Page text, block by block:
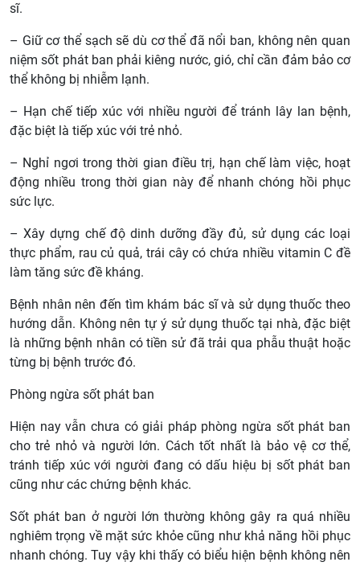
sĩ.
– Giữ cơ thể sạch sẽ dù cơ thể đã nổi ban, không nên quan
niệm sốt phát ban phải kiêng nước, gió, chỉ cần đảm bảo cơ
thể không bị nhiễm lạnh.
– Hạn chế tiếp xúc với nhiều người để tránh lây lan bệnh,
đặc biệt là tiếp xúc với trẻ nhỏ.
– Nghỉ ngơi trong thời gian điều trị, hạn chế làm việc, hoạt
động nhiều trong thời gian này để nhanh chóng hồi phục
sức lực.
– Xây dựng chế độ dinh dưỡng đầy đủ, sử dụng các loại
thực phẩm, rau củ quả, trái cây có chứa nhiều vitamin C đề
làm tăng sức đề kháng.
Bệnh nhân nên đến tìm khám bác sĩ và sử dụng thuốc theo
hướng dẫn. Không nên tự ý sử dụng thuốc tại nhà, đặc biệt
là những bệnh nhân có tiền sử đã trải qua phẫu thuật hoặc
từng bị bệnh trước đó.
Phòng ngừa sốt phát ban
Hiện nay vẫn chưa có giải pháp phòng ngừa sốt phát ban
cho trẻ nhỏ và người lớn. Cách tốt nhất là bảo vệ cơ thể,
tránh tiếp xúc với người đang có dấu hiệu bị sốt phát ban
cũng như các chứng bệnh khác.
Sốt phát ban ở người lớn thường không gây ra quá nhiều
nghiêm trọng về mặt sức khỏe cũng như khả năng hồi phục
nhanh chóng. Tuy vậy khi thấy có biểu hiện bệnh không nên